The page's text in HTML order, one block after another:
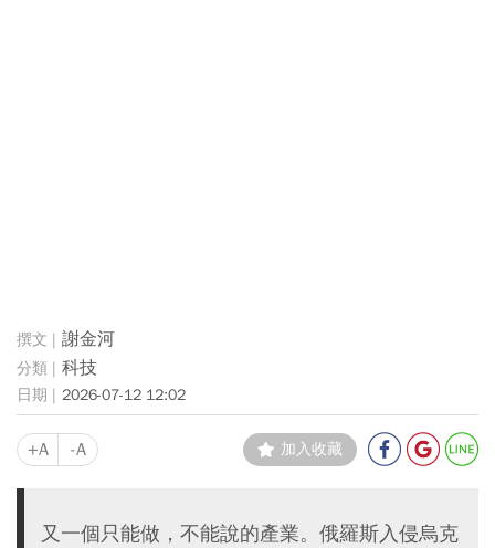
謝金河
科技
2026-07-12 12:02
+A -A 加入收藏
又一個只能做，不能說的產業。俄羅斯入侵烏克